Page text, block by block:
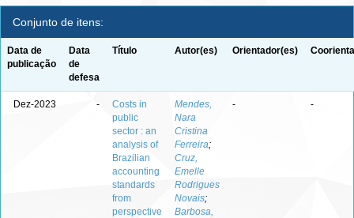
Conjunto de itens:
Data de
publicação
Data
de
defesa
Título Autor(es) Orientador(es)
Dez-2023 -
Costs in
public
sector : an
analysis of
Brazilian
accounting
standards
from
perspective
Mendes,
Nara
Cristina
Ferreira;
Cruz,
Emelle
Rodrigues
Novais;
Barbosa,
- -